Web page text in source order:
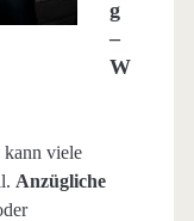
g
–
W
kann viele
Anzügliche